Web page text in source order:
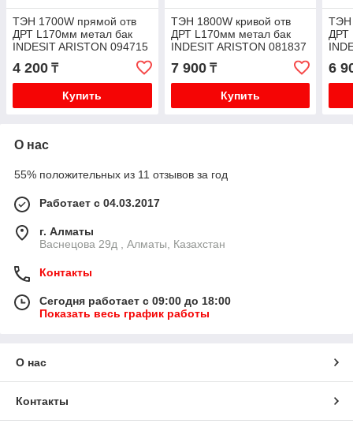
ТЭН 1700W прямой отв
ДРТ L170мм метал бак
INDESIT ARISTON 094715
292762 TW
4 200 ₸
Купить
ТЭН 1800W кривой отв
ДРТ L170мм метал бак
INDESIT ARISTON 081837
7 900₸
Купить
ТЭН
ДРТ
6
О нас
55% положительных из 11 отзывов за год
Работает с 04.03.2017
г. Алматы
Васнецова 29д , Алматы, Казахстан
Контакты
Сегодня работает с 09:00 до 18:00
Показать весь график работы
О нас
Контакты